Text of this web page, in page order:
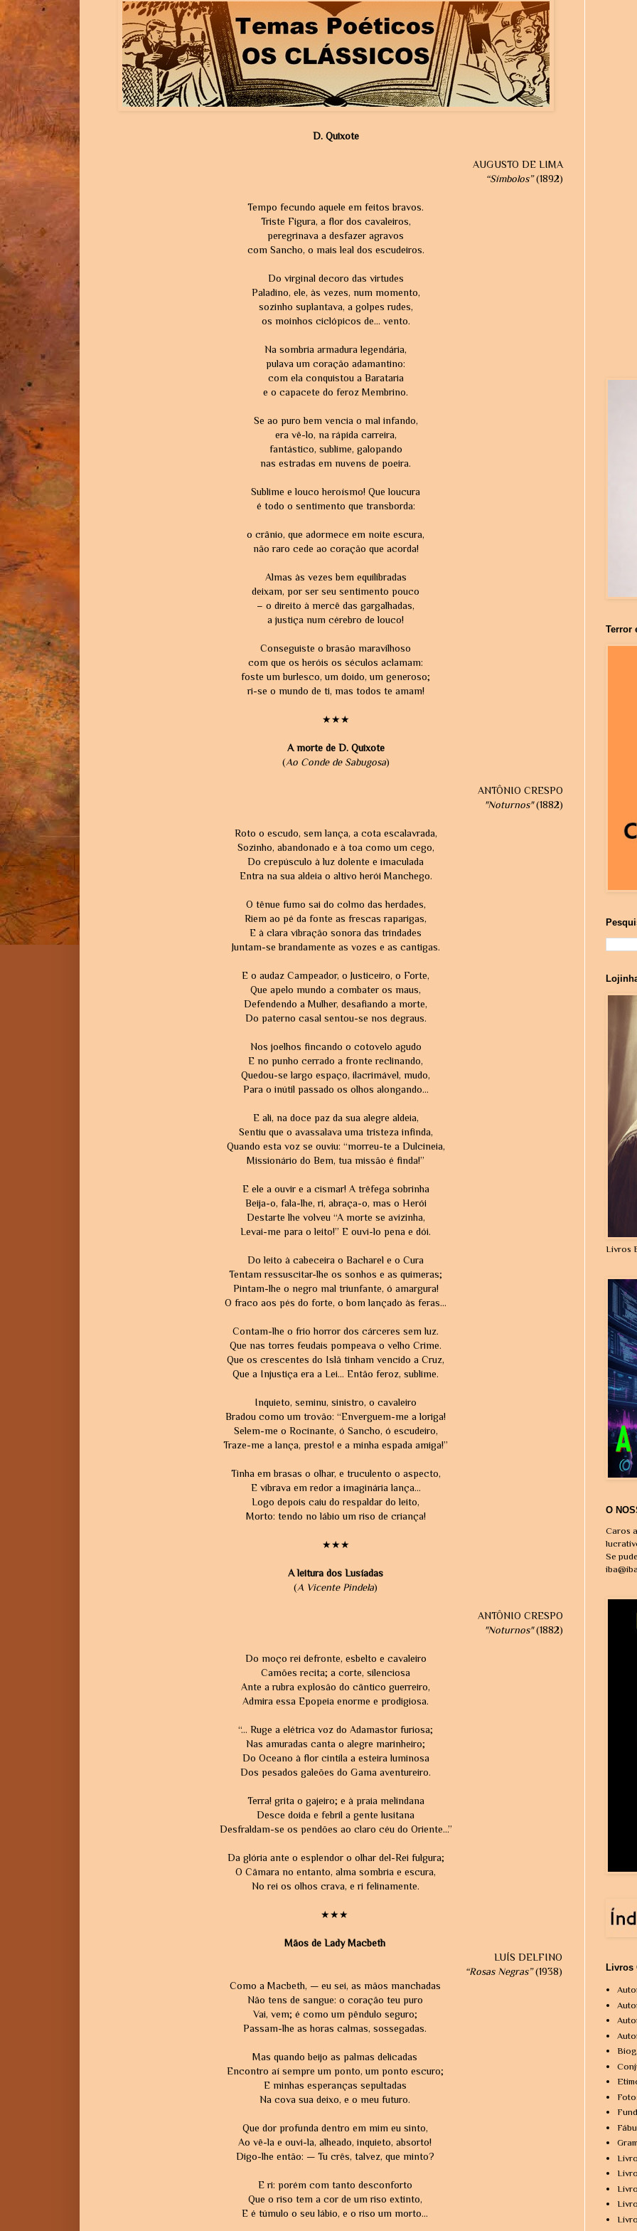
D. Quixote
AUGUSTO DE LIMA
“Símbolos”(1892)
Tempo fecundo aquele em feitos bravos.
Triste Figura, a flor dos cavaleiros,
peregrinava a desfazer agravos
com Sancho, o mais leal dos escudeiros.
Do virginal decoro das virtudes
Paladino, ele, às vezes, num momento,
sozinho suplantava, a golpes rudes,
os moinhos ciclópicos de... vento.
Na sombria armadura legendária,
pulava um coração adamantino:
com ela conquistou a Barataria
e o capacete do feroz Membrino.
Se ao puro bem vencia o mal infando,
era vê-lo, na rápida carreira,
fantástico, sublime, galopando
nas estradas em nuvens de poeira.
Sublime e louco heroísmo! Que loucura
é todo o sentimento que transborda:
o crânio, que adormece em noite escura,
não raro cede ao coração que acorda!
Almas às vezes bem equilibradas
deixam, por ser seu sentimento pouco
– o direito à mercê das gargalhadas,
a justiça num cérebro de louco!
Conseguiste o brasão maravilhoso
com que os heróis os séculos aclamam:
foste um burlesco, um doido, um generoso;
ri-se o mundo de ti, mas todos te amam!
★★★
A morte de D. Quixote
(Ao Conde de Sabugosa)
ANTÔNIO CRESPO
"Noturnos"(1882)
Roto o escudo, sem lança, a cota escalavrada,
Sozinho, abandonado e à toa como um cego,
Do crepúsculo à luz dolente e imaculada
Entra na sua aldeia o altivo herói Manchego.
O tênue fumo sai do colmo das herdades,
Riem ao pé da fonte as frescas raparigas,
E à clara vibração sonora das trindades
Juntam-se brandamente as vozes e as cantigas.
E o audaz Campeador, o Justiceiro, o Forte,
Que apelo mundo a combater os maus,
Defendendo a Mulher, desafiando a morte,
Do paterno casal sentou-se nos degraus.
Nos joelhos fincando o cotovelo agudo
E no punho cerrado a fronte reclinando,
Quedou-se largo espaço, ilacrimável, mudo,
Para o inútil passado os olhos alongando...
E ali, na doce paz da sua alegre aldeia,
Sentiu que o avassalava uma tristeza infinda,
Quando esta voz se ouviu: “morreu-te a Dulcineia,
Missionário do Bem, tua missão é finda!”
E ele a ouvir e a cismar! A trêfega sobrinha
Beija-o, fala-lhe, ri, abraça-o, mas o Herói
Destarte lhe volveu “A morte se avizinha,
Levai-me para o leito!” E ouvi-lo pena e dói.
Do leito à cabeceira o Bacharel e o Cura
Tentam ressuscitar-lhe os sonhos e as quimeras;
Pintam-lhe o negro mal triunfante, ó amargura!
O fraco aos pés do forte, o bom lançado às feras...
Contam-lhe o frio horror dos cárceres sem luz.
Que nas torres feudais pompeava o velho Crime.
Que os crescentes do Islã tinham vencido a Cruz,
Que a Injustiça era a Lei... Então feroz, sublime.
Inquieto, seminu, sinistro, o cavaleiro
Bradou como um trovão: “Enverguem-me a loriga!
Selem-me o Rocinante, ó Sancho, ó escudeiro,
Traze-me a lança, presto! e a minha espada amiga!”
Tinha em brasas o olhar, e truculento o aspecto,
E vibrava em redor a imaginária lança...
Logo depois caiu do respaldar do leito,
Morto: tendo no lábio um riso de criança!
★★★
A leitura dos Lusíadas
(A Vicente Pindela)
ANTÔNIO CRESPO
"Noturnos"(1882)
Do moço rei defronte, esbelto e cavaleiro
Camões recita; a corte, silenciosa
Ante a rubra explosão do cântico guerreiro,
Admira essa Epopeia enorme e prodigiosa.
“... Ruge a elétrica voz do Adamastor furiosa;
Nas amuradas canta o alegre marinheiro;
Do Oceano à flor cintila a esteira luminosa
Dos pesados galeões do Gama aventureiro.
Terra! grita o gajeiro; e à praia melindana
Desce doida e febril a gente lusitana
Desfraldam-se os pendões ao claro céu do Oriente...”
Da glória ante o esplendor o olhar del-Rei fulgura;
O Câmara no entanto, alma sombria e escura,
No rei os olhos crava, e ri felinamente.
★★★
Mãos de Lady Macbeth
LUÍS DELFINO
“Rosas Negras”(1938)
Como a Macbeth, — eu sei, as mãos manchadas
Não tens de sangue: o coração teu puro
Vai, vem; é como um pêndulo seguro;
Passam-lhe as horas calmas, sossegadas.
Mas quando beijo as palmas delicadas
Encontro aí sempre um ponto, um ponto escuro;
E minhas esperanças sepultadas
Na cova sua deixo, e o meu futuro.
Que dor profunda dentro em mim eu sinto,
Ao vê-la e ouvi-la, alheado, inquieto, absorto!
Digo-lhe então: — Tu crês, talvez, que minto?
E ri: porém com tanto desconforto
Que o riso tem a cor de um riso extinto,
E é túmulo o seu lábio, e o riso um morto...
Terror
Livros
O
Caros
Se
Livros